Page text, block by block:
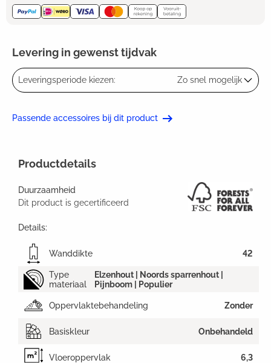
Levering in gewenst tijdvak
Leveringsperiode kiezen: Zo snel mogelijk
Passende accessoires bij dit product
Productdetails
Duurzaamheid
Dit product is gecertificeerd
Details:
Wanddikte 42
Type
materiaal
Elzenhout | Noords sparrenhout |
Pijnboom | Populier
Oppervlaktebehandeling Zonder
Basiskleur Onbehandeld
Vloeroppervlak 6,3